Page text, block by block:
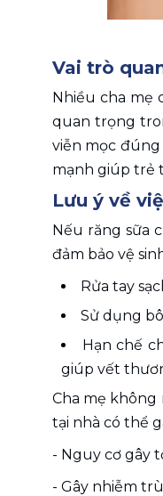
Vai trò
Nhiều cha mẹ
quan trọng
viễn mọc
mạnh giúp trẻ
Lưu ý về
Nếu răng sữa
đảm bảo vệ
Rửa tay
Sử dụng
Hạn chế
giúp vết
Cha mẹ không
tại nhà có thể
- Nguy cơ gây
- Gây nhiễm